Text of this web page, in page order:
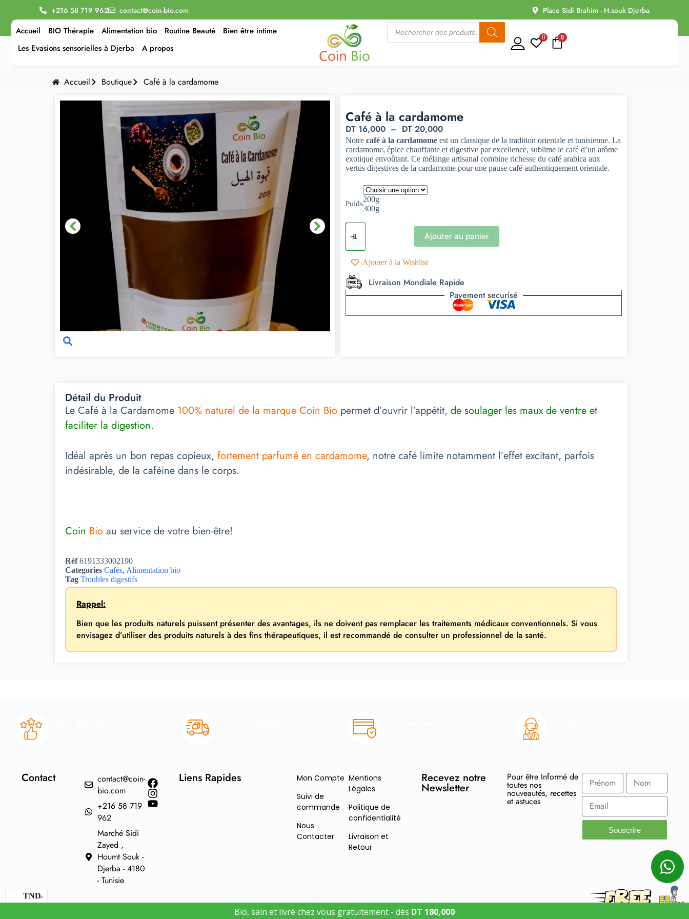
+216 58 719 962 contact@coin-bio.com Place Sidi Brahim - H.souk Djerba
Accueil BIO Thérapie Alimentation bio Routine Beauté
Bien être intime
Les Evasions sensorielles à Djerba
A propos
0
0
Accueil Boutique Café à la cardamome
Café à la cardamome
DT 16,000 – DT 20,000
Notrecafé à la cardamome est un classique de la tradition orientale et tunisienne. La
cardamome, épice chauffante et digestive par excellence, sublime le café d’un arôme
exotique envoûtant. Ce mélange artisanal combine richesse du café arabica aux
vertus digestives de la cardamome pour une pause café authentiquement orientale.
Poids200g
300g
Ajouter au panier
Ajouter à la Wishlist
Livraison Mondiale Rapide
Payement securisé
Détail du Produit
Le Café à la Cardamome 100% naturel de la marque Coin Bio permet d’ouvrir l’appétit, de soulager les maux de ventre et
faciliter la digestion.
Idéal après un bon repas copieux, fortement parfumé en cardamome, notre café limite notamment l’effet excitant, parfois
indésirable, de la caféine dans le corps.
Coin Bio au service de votre bien-être!
Réf6191333002190
Categories Cafés, Alimentation bio
Tag Troubles digestifs
Rappel:
Bien que les produits naturels puissent présenter des avantages, ils ne doivent pas remplacer les traitements médicaux conventionnels. Si vous
envisagez d’utiliser des produits naturels à des fins thérapeutiques, il est recommandé de consulter un professionnel de la santé.
Contact
contact@coin-
bio.com
+216 58 719
962
Marché Sidi
Zayed ,
Houmt Souk -
Djerba - 4180
- Tunisie
Liens Rapides
Mon Compte
Suivi de
commande
Nous
Contacter
Mentions
Légales
Politique de
confidentialité
Livraison et
Retour
Pour être Informé de
toutes nos
nouveautés, recettes
et astuces
Recevez notre
Newsletter
Souscrire
TND
© Coin Bio 2026 - Tous droits réservés
Bio, sain et livré chez vous gratuitement - dès DT 180,000